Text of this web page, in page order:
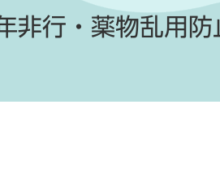
非行・薬物乱用